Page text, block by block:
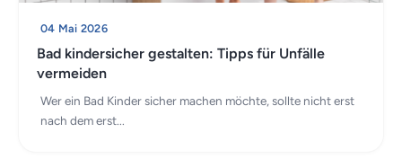
04 Mai 2026
Bad kindersicher gestalten: Tipps für Unfälle
vermeiden
Wer ein Bad Kinder sicher machen möchte, sollte nicht erst
nach dem erst...